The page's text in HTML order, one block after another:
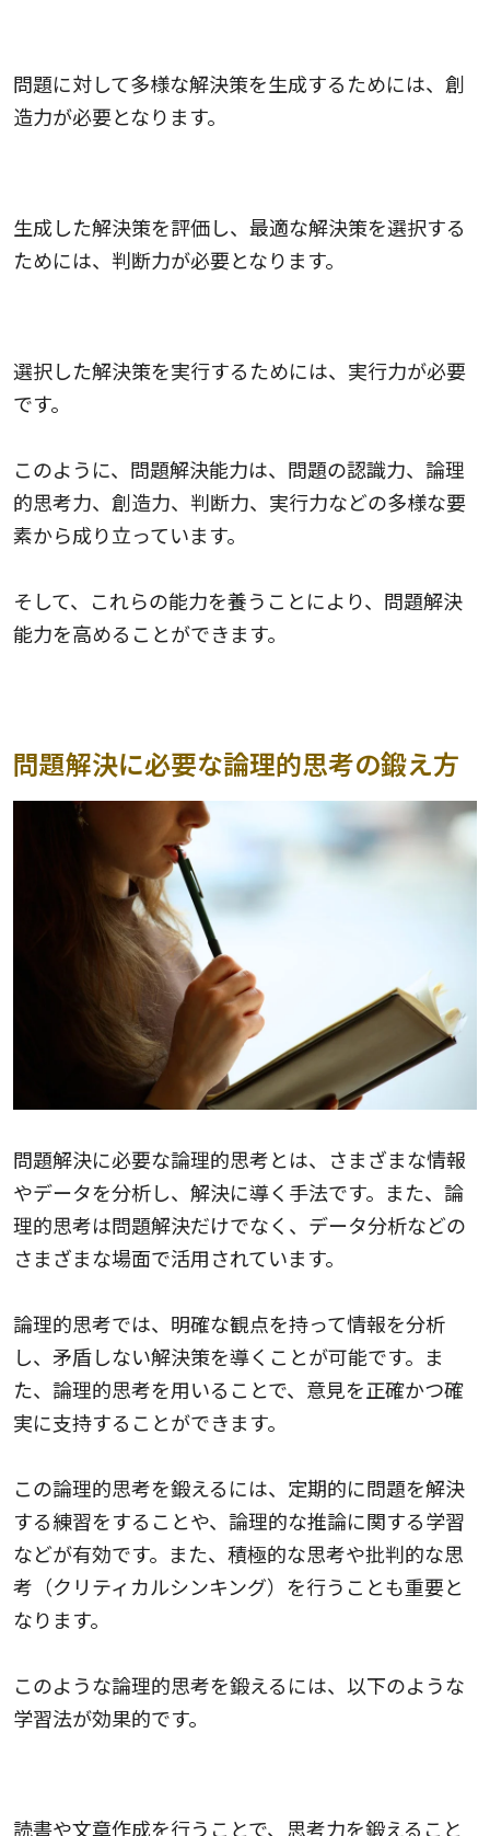
問題に対して多様な解決策を生成するためには、創
造力が必要となります。
生成した解決策を評価し、最適な解決策を選択する
ためには、判断力が必要となります。
選択した解決策を実行するためには、実行力が必要
です。
このように、問題解決能力は、問題の認識力、論理
的思考力、創造力、判断力、実行力などの多様な要
素から成り立っています。
そして、これらの能力を養うことにより、問題解決
能力を高めることができます。
問題解決に必要な論理的思考の鍛え方
問題解決に必要な論理的思考とは、さまざまな情報
やデータを分析し、解決に導く手法です。また、論
理的思考は問題解決だけでなく、データ分析などの
さまざまな場面で活用されています。
論理的思考では、明確な観点を持って情報を分析
し、矛盾しない解決策を導くことが可能です。ま
た、論理的思考を用いることで、意見を正確かつ確
実に支持することができます。
この論理的思考を鍛えるには、定期的に問題を解決
する練習をすることや、論理的な推論に関する学習
などが有効です。また、積極的な思考や批判的な思
考（クリティカルシンキング）を行うことも重要と
なります。
このような論理的思考を鍛えるには、以下のような
学習法が効果的です。
読書や文章作成を行うことで、思考力を鍛えること